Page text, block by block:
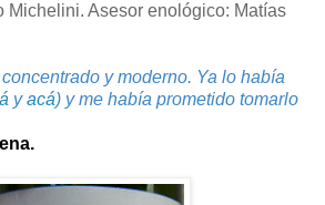
Michelini. Asesor enológico: Matías
y moderno. Ya lo había
yacá) y me había prometido tomarlo